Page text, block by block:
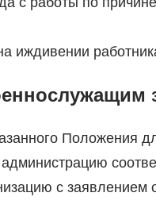
иждивении
Положения
с